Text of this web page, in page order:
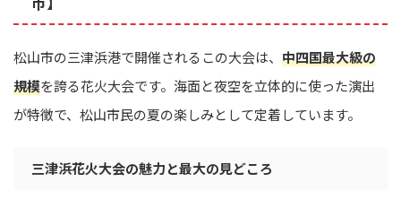
松山市の三津浜港で開催されるこの大会は、 中四国最大級の
規模を誇る花火大会です。海面と夜空を立体的に使った演出
が特徴で、松山市民の夏の楽しみとして定着しています。
三津浜花火大会の魅力と最大の見どころ